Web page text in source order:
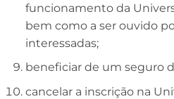
funcionamento da
bem como a ser ouvido
interessadas;
beneficiar de um seguro
cancelar a inscrição na